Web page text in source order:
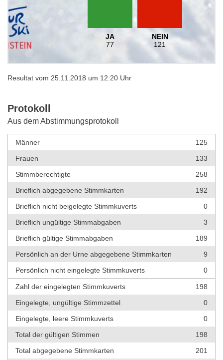
JA
77
NEIN
121
Resultat vom 25.11.2018 um 12:20 Uhr
Protokoll
Aus dem Abstimmungsprotokoll
Männer
125
Frauen
133
Stimmberechtigte
258
Brieflich abgegebene Stimmkarten
192
Brieflich nicht beigelegte Stimmkuverts
0
Brieflich ungültige Stimmabgaben
3
Brieflich gültige Stimmabgaben
189
Persönlich an der Urne abgegebene Stimmkarten
9
Persönlich nicht eingelegte Stimmkuverts
0
Zahl der eingelegten Stimmkuverts
198
Eingelegte, ungültige Stimmzettel
0
Eingelegte, leere Stimmkuverts
0
Total der gültigen Stimmen
198
Total abgegebene Stimmkarten
201